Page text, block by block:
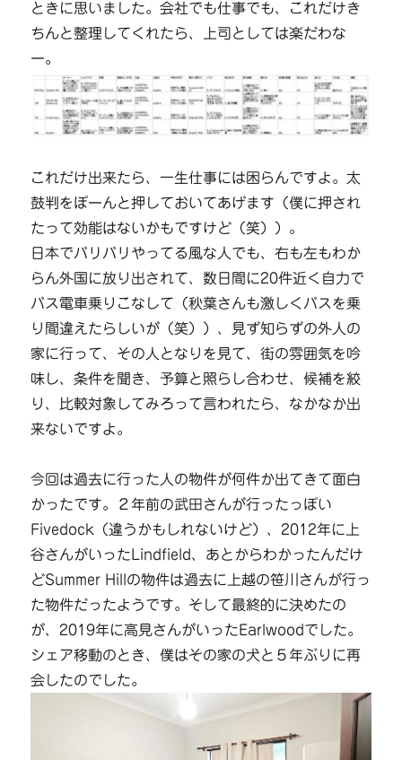
ときに思いました。会社でも仕事でも、これだけき
ちんと整理してくれたら、上司としては楽だわな
ー。
これだけ出来たら、一生仕事には困らんですよ。太
鼓判をぽーんと押しておいてあげます（僕に押され
たって効能はないかもですけど（笑））。
日本でバリバリやってる風な人でも、右も左もわか
らん外国に放り出されて、数日間に20件近く自力で
バス電車乗りこなして（秋葉さんも激しくバスを乗
り間違えたらしいが（笑））、見ず知らずの外人の
家に行って、その人となりを見て、街の雰囲気を吟
味し、条件を聞き、予算と照らし合わせ、候補を絞
り、比較対象してみろって言われたら、なかなか出
来ないですよ。
今回は過去に行った人の物件が何件か出てきて面白
かったです。２年前の武田さんが行ったっぽい
Fivedock（違うかもしれないけど）、2012年に上
谷さんがいったLindfield、あとからわかったんだけ
どSummer Hillの物件は過去に上越の笹川さんが行っ
た物件だったようです。そして最終的に決めたの
が、2019年に高見さんがいったEarlwoodでした。
シェア移動のとき、僕はその家の犬と５年ぶりに再
会したのでした。